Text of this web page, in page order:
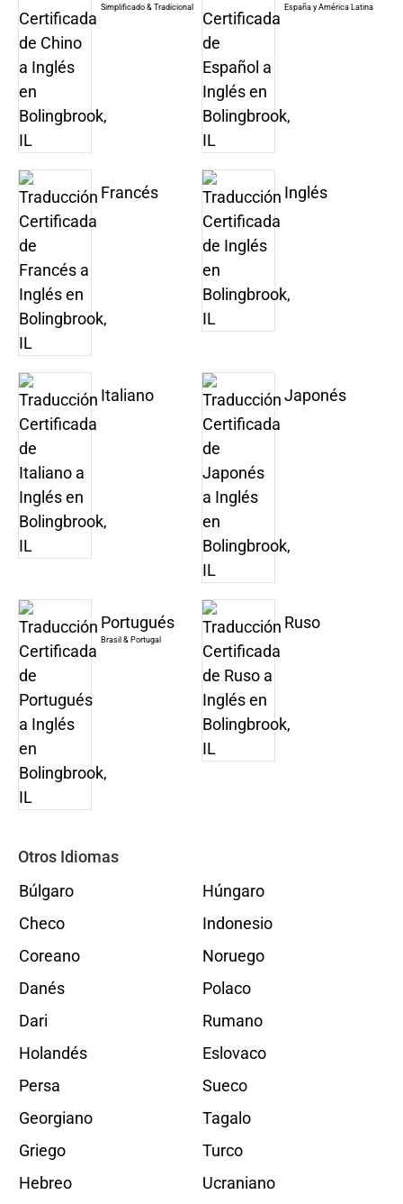
Simplificado & Tradicional España y América Latina
Francés Inglés
Italiano Japonés
Portugués
Brasil & Portugal
Ruso
Otros Idiomas
Búlgaro
Checo
Coreano
Danés
Dari
Holandés
Persa
Georgiano
Griego
Hebreo
Húngaro
Indonesio
Noruego
Polaco
Rumano
Eslovaco
Sueco
Tagalo
Turco
Ucraniano